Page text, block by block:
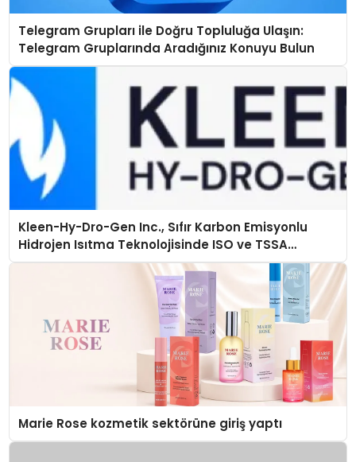
Telegram Grupları ile Doğru Topluluğa Ulaşın:
Telegram Gruplarında Aradığınız Konuyu Bulun
Kleen-Hy-Dro-Gen Inc., Sıfır Karbon Emisyonlu
Hidrojen Isıtma Teknolojisinde ISO ve TSSA
Düzenleyici Onaylarını Aldı
Marie Rose kozmetik sektörüne giriş yaptı